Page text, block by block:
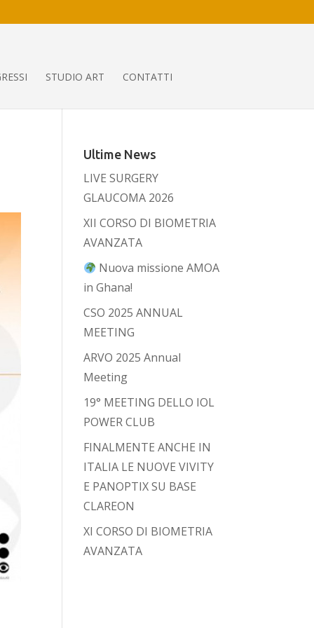
STUDIO ART
CONTATTI
Ultime News
LIVE SURGERY
GLAUCOMA 2026
XII CORSO DI BIOMETRIA
AVANZATA
Nuova missione AMOA
in Ghana!
CSO 2025 ANNUAL
MEETING
ARVO 2025 Annual
Meeting
19° MEETING DELLO IOL
POWER CLUB
FINALMENTE ANCHE IN
ITALIA LE NUOVE VIVITY
E PANOPTIX SU BASE
CLAREON
XI CORSO DI BIOMETRIA
AVANZATA